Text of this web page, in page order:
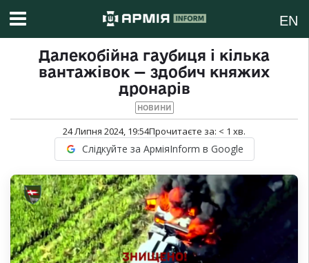
EN
Далекобійна гаубиця і кілька
вантажівок — здобич княжих
дронарів
НОВИНИ
24 Липня 2024, 19:54Прочитаєте за: < 1 хв.
Слідкуйте за АрміяInform в Google